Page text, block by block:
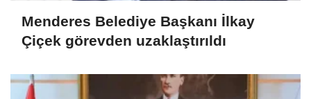
Menderes Belediye Başkanı İlkay
Çiçek görevden uzaklaştırıldı